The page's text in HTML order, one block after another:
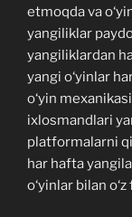
etmoqda va
yangiliklar
yangiliklardan
yangi o‘yinlar
o‘yin
ixlosmandlari
platformalarni
har hafta
o‘yinlar bilan